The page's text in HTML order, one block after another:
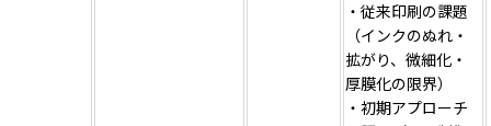
・従来印刷の課題
（インクのぬれ・
拡がり、微細化・
厚膜化の限界）
・初期アプローチ